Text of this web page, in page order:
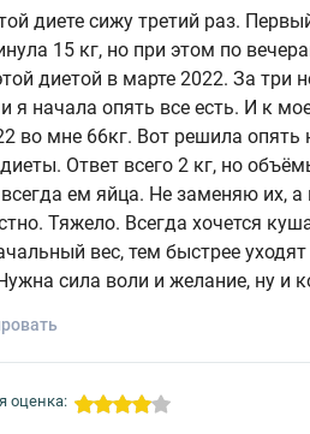
диете сижу третий раз.
15 кг, но при этом по
диетой в марте 2022. За три
я начала опять все есть. И к
во мне 66кг. Вот решила опять
Ответ всего 2 кг, но
ем яйца. Не заменяю их,
Тяжело. Всегда хочется
вес, тем быстрее
сила воли и желание, ну и
оценка: